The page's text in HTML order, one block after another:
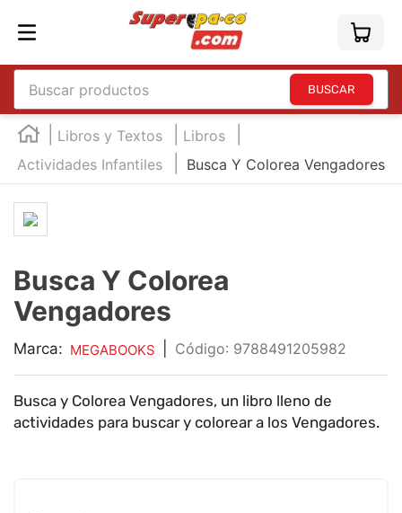
Buscar productos
Libros y Textos
Libros
Actividades Infantiles
Busca Y Colorea Vengadores
Busca Y Colorea
Vengadores
Marca: MEGABOOKS : 9788491205982
Busca y Colorea Vengadores, un libro lleno de
actividades para buscar y colorear a los Vengadores.
TÉRMINOS MÁS BUSCADOS
england
2.
marcador e300
3
5
mouse
6.
audifonos
7.
marcadores
8.
teclado
9.
impresora